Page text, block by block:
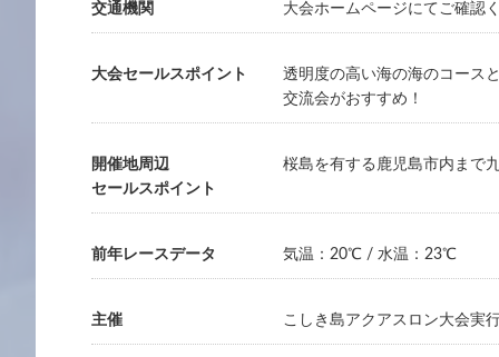
交通機関 大会ホームページにてご確認く
大会セールスポイント
透明度の高い海の海のコース
交流会がおすすめ！
開催地周辺
セールスポイント
桜島を有する鹿児島市内まで
前年レースデータ 気温：20℃ / 水温：23℃
主催 こしき島アクアスロン大会実